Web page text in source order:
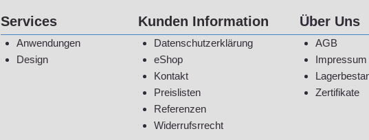
Services
Anwendungen
Design
Kunden Information
Datenschutzerklärung
eShop
Kontakt
Preislisten
Referenzen
Widerrufsrrecht
Über Uns
AGB
Impressum
Zertifikate